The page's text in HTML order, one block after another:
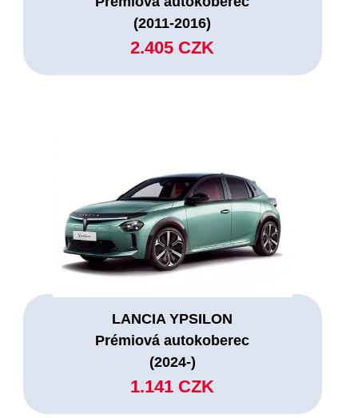
(2011-2016)
2.405 CZK
LANCIA YPSILON
Prémiová autokoberec
(2024-)
1.141 CZK